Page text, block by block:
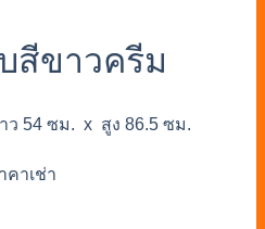
สีขาวครีม
ว 54 ซม. x สูง 86.5 ซม.
คาเช่า